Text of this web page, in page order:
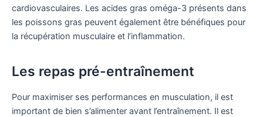
cardiovasculaires. Les acides gras oméga-3 présents dans
les poissons gras peuvent également être bénéfiques pour
la récupération musculaire et l’inflammation.
Les repas pré-entraînement
Pour maximiser ses performances en musculation, il est
important de bien s’alimenter avant l’entraînement. Il est